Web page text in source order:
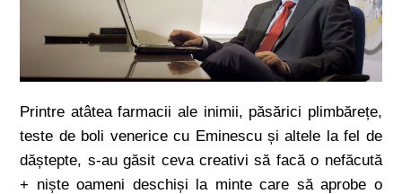
Printre atâtea farmacii ale inimii, păsărici plimbărețe,
teste de boli venerice cu Eminescu și altele la fel de
dăștepte, s-au găsit ceva creativi să facă o nefăcută
+ niște oameni deschiși la minte care să aprobe o